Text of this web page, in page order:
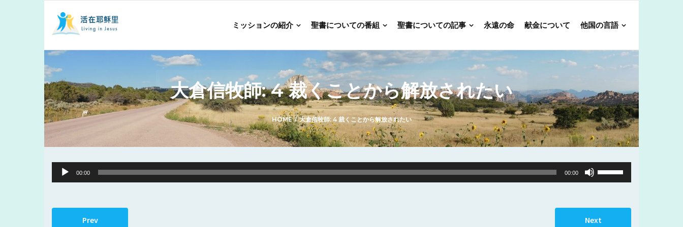
ミッションの紹介 聖書についての番組 聖書についての記事 永遠の命 献金について 他国の言語
大倉信牧師: 4 裁くことから解放されたい
HOME/大倉信牧師: 4 裁くことから解放されたい
Audio
Player
00:00 00:00
Use
Up/Down
to
Prev Next